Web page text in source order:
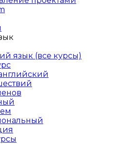
язык (все курсы)